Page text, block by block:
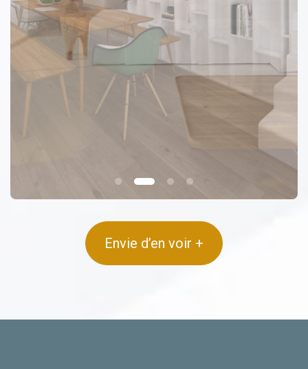
Envie d’en voir +